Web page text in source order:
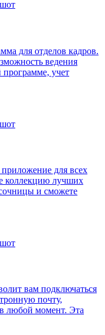
для отделов кадров.
ведения
программе, учет
для всех
коллекцию лучших
и сможете
вам подключаться
почту,
любой момент. Эта